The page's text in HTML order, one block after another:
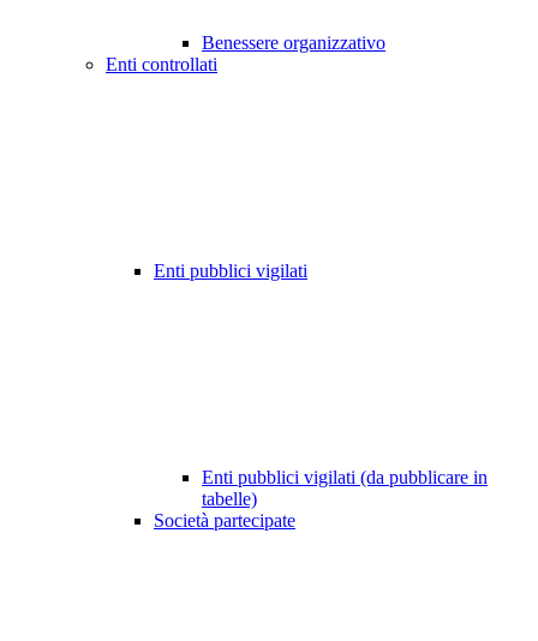
Benessere organizzativo
Enti controllati
Enti pubblici vigilati
Enti pubblici vigilati (da pubblicare in
tabelle)
Società partecipate